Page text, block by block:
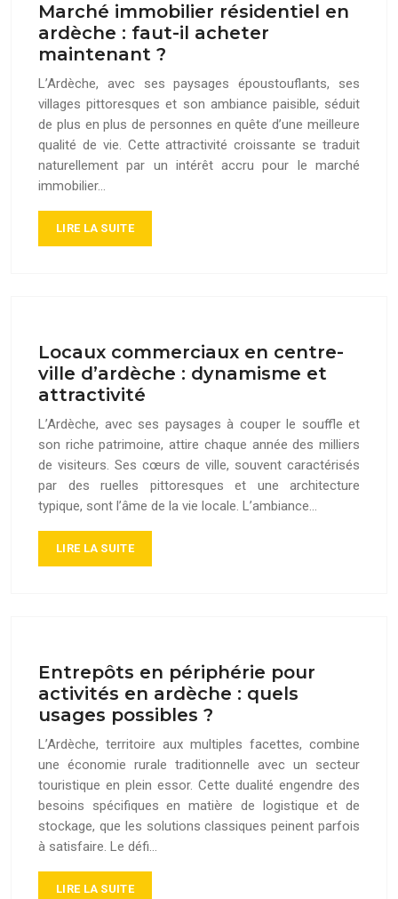
Marché immobilier résidentiel en
ardèche : faut-il acheter
maintenant ?
L’Ardèche, avec ses paysages époustouflants, ses
villages pittoresques et son ambiance paisible, séduit
de plus en plus de personnes en quête d’une meilleure
qualité de vie. Cette attractivité croissante se traduit
naturellement par un intérêt accru pour le marché
immobilier…
LIRE LA SUITE
Locaux commerciaux en centre-
ville d’ardèche : dynamisme et
attractivité
L’Ardèche, avec ses paysages à couper le souffle et
son riche patrimoine, attire chaque année des milliers
de visiteurs. Ses cœurs de ville, souvent caractérisés
par des ruelles pittoresques et une architecture
typique, sont l’âme de la vie locale. L’ambiance…
LIRE LA SUITE
Entrepôts en périphérie pour
activités en ardèche : quels
usages possibles ?
L’Ardèche, territoire aux multiples facettes, combine
une économie rurale traditionnelle avec un secteur
touristique en plein essor. Cette dualité engendre des
besoins spécifiques en matière de logistique et de
stockage, que les solutions classiques peinent parfois
à satisfaire. Le défi…
LIRE LA SUITE